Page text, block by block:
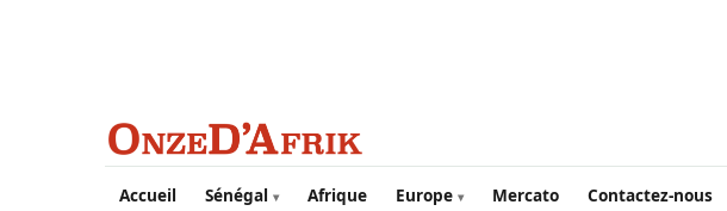
Aller au contenu principal
Accueil Sénégal Afrique Europe Mercato Contactez-nous